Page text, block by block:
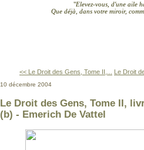
"Elevez-vous, d'une aile
Que déjà, dans votre miroir,
<< Le Droit des Gens, Tome II,... Le Droit
10 décembre 2004
Le Droit des Gens, Tome II,
(b) - Emerich De Vattel